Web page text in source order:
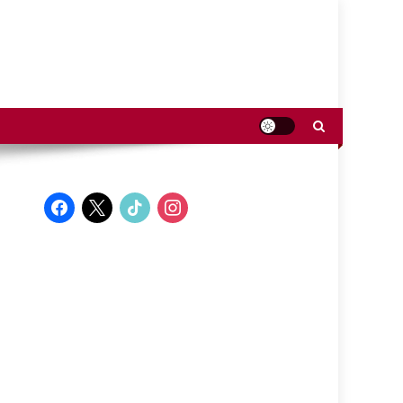
facebook
x tiktok instagram